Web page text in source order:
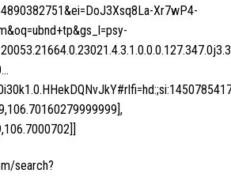
Xr7wP4-
search?